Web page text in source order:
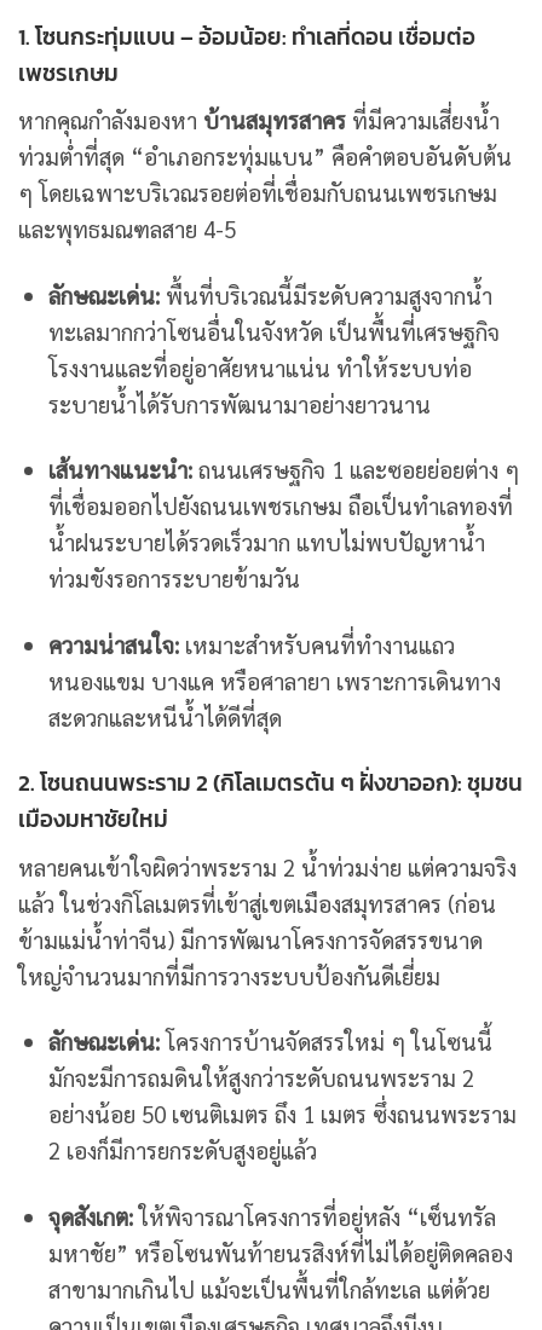
1. โซนกระทุ่มแบน – อ้อมน้อย: ทำเลที่ดอน เชื่อมต่อ
เพชรเกษม
หากคุณกำลังมองหา บ้านสมุทรสาคร ที่มีความเสี่ยงน้ำ
ท่วมต่ำที่สุด “อำเภอกระทุ่มแบน” คือคำตอบอันดับต้น
ๆ โดยเฉพาะบริเวณรอยต่อที่เชื่อมกับถนนเพชรเกษม
และพุทธมณฑลสาย 4-5
ลักษณะเด่น:พื้นที่บริเวณนี้มีระดับความสูงจากน้ำ
ทะเลมากกว่าโซนอื่นในจังหวัด เป็นพื้นที่เศรษฐกิจ
โรงงานและที่อยู่อาศัยหนาแน่น ทำให้ระบบท่อ
ระบายน้ำได้รับการพัฒนามาอย่างยาวนาน
เส้นทางแนะนำ:ถนนเศรษฐกิจ 1 และซอยย่อยต่าง ๆ
ที่เชื่อมออกไปยังถนนเพชรเกษม ถือเป็นทำเลทองที่
น้ำฝนระบายได้รวดเร็วมาก แทบไม่พบปัญหาน้ำ
ท่วมขังรอการระบายข้ามวัน
ความน่าสนใจ:เหมาะสำหรับคนที่ทำงานแถว
หนองแขม บางแค หรือศาลายา เพราะการเดินทาง
สะดวกและหนีน้ำได้ดีที่สุด
2. โซนถนนพระราม 2 (กิโลเมตรต้น ๆ ฝั่งขาออก): ชุมชน
เมืองมหาชัยใหม่
หลายคนเข้าใจผิดว่าพระราม 2 น้ำท่วมง่าย แต่ความจริง
แล้ว ในช่วงกิโลเมตรที่เข้าสู่เขตเมืองสมุทรสาคร (ก่อน
ข้ามแม่น้ำท่าจีน) มีการพัฒนาโครงการจัดสรรขนาด
ใหญ่จำนวนมากที่มีการวางระบบป้องกันดีเยี่ยม
ลักษณะเด่น:โครงการบ้านจัดสรรใหม่ ๆ ในโซนนี้
มักจะมีการถมดินให้สูงกว่าระดับถนนพระราม 2
อย่างน้อย 50 เซนติเมตร ถึง 1 เมตร ซึ่งถนนพระราม
2 เองก็มีการยกระดับสูงอยู่แล้ว
จุดสังเกต:ให้พิจารณาโครงการที่อยู่หลัง “เซ็นทรัล
มหาชัย” หรือโซนพันท้ายนรสิงห์ที่ไม่ได้อยู่ติดคลอง
สาขามากเกินไป แม้จะเป็นพื้นที่ใกล้ทะเล แต่ด้วย